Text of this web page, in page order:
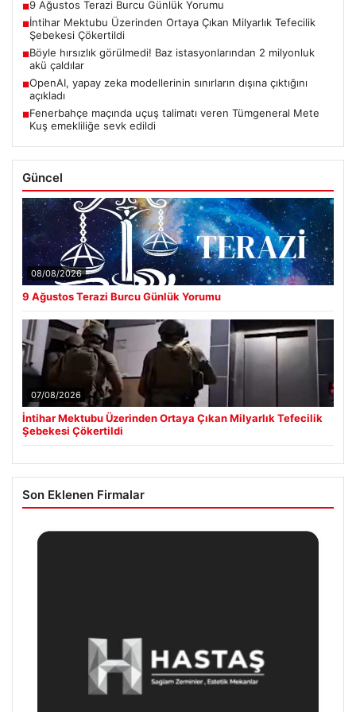
■9 Ağustos Terazi Burcu Günlük Yorumu
■İntihar Mektubu Üzerinden Ortaya Çıkan Milyarlık Tefecilik
Şebekesi Çökertildi
■Böyle hırsızlık görülmedi! Baz istasyonlarından 2 milyonluk
akü çaldılar
■OpenAI, yapay zeka modellerinin sınırların dışına çıktığını
açıkladı
■Fenerbahçe maçında uçuş talimatı veren Tümgeneral Mete
Kuş emekliliğe sevk edildi
Güncel
08/08/2026
9 Ağustos Terazi Burcu Günlük Yorumu
07/08/2026
İntihar Mektubu Üzerinden Ortaya Çıkan Milyarlık Tefecilik
Şebekesi Çökertildi
Son Eklenen Firmalar